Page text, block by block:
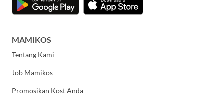
MAMIKOS
Tentang Kami
Job Mamikos
Promosikan Kost Anda